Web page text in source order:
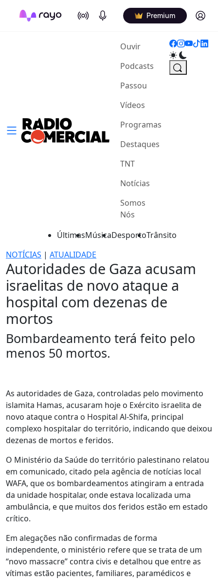
On Air Podcasts Premium Log in
Ouvir(current)
Podcasts
Passou
Vídeos
Programas
Destaques
TNT
Notícias
Somos
Nós
ÚltimasMúsicaDesportoTrânsito
NOTÍCIAS | ATUALIDADE
Autoridades de Gaza acusam
israelitas de novo ataque a
hospital com dezenas de
mortos
Bombardeamento terá feito pelo
menos 50 mortos.
As autoridades de Gaza, controladas pelo movimento
islamita Hamas, acusaram hoje o Exército israelita de
novo ataque contra o Hospital Al-Shifa, principal
complexo hospitalar do território, indicando que deixou
dezenas de mortos e feridos.
O Ministério da Saúde do território palestinano relatou
em comunicado, citado pela agência de notícias local
WAFA, que os bombardeamentos atingiram a entrada
da unidade hospitalar, onde estava localizada uma
ambulância, e que muitos dos feridos estão em estado
crítico.
Em alegações não confirmadas de forma
independente, o ministério refere que se trata de um
“novo massacre” contra civis e detalhou que entre as
vítimas estão pacientes, familiares, paramédicos e